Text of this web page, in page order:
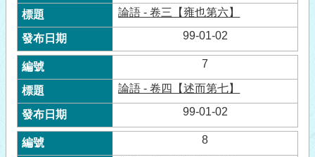
論語 - 卷三【雍也第六】
99-01-02
7
論語 - 卷四【述而第七】
99-01-02
8